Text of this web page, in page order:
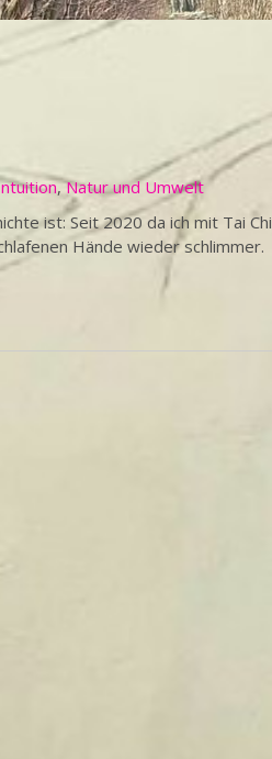
,Natur und Umwelt
Seit 2020 da ich mit Tai Chi
Hände wieder schlimmer.